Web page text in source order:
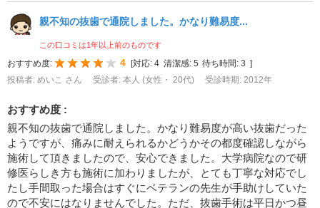
親不知の抜歯で通院しました。かなり難易度...
この口コミは1年以上前のものです
おすすめ度: 4 [対応: 4 清潔感: 5 待ち時間: 3 ]
投稿者: めいこ さん
受診者: 本人 (女性・ 20代) 受診時期: 2012年
おすすめ度 :
親不知の抜歯で通院しました。かなり難易度が高い抜歯だった
ようですが、痛みに耐えられるかどうかその都度確認しながら
施術して頂きましたので、安心できました。大学病院なので研
修医らしき方も施術に加わりましたが、とても丁寧な対応でし
たし手間取った場合はすぐにベテランの先生が手助けしていた
ので不安にはなりませんでした。ただ、抜歯手術は平日かつ昼